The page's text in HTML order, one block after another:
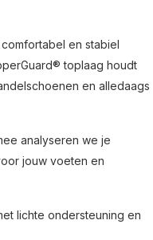
en stabiel
toplaag houdt
en alledaags
analyseren we je
jouw voeten en
lichte ondersteuning en